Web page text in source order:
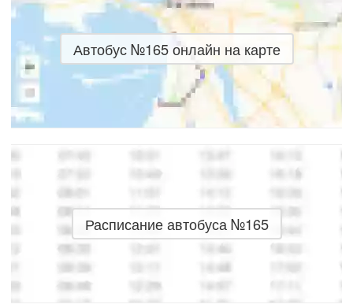
Автобус №165 онлайн на карте
Расписание автобуса №165